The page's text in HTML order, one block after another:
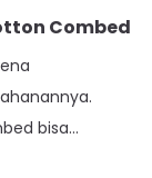
Combed
bisa